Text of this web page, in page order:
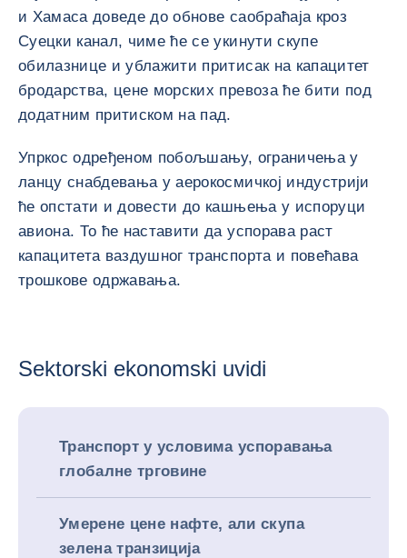
и Хамаса доведе до обнове саобраћаја кроз
Суецки канал, чиме ће се укинути скупе
обилазнице и ублажити притисак на капацитет
бродарства, цене морских превоза ће бити под
додатним притиском на пад.
Упркос одређеном побољшању, ограничења у
ланцу снабдевања у аерокосмичкој индустрији
ће опстати и довести до кашњења у испоруци
авиона. То ће наставити да успорава раст
капацитета ваздушног транспорта и повећава
трошкове одржавања.
Sektorski ekonomski uvidi
Транспорт у условима успоравања
глобалне трговине
Умерене цене нафте, али скупа
зелена транзиција